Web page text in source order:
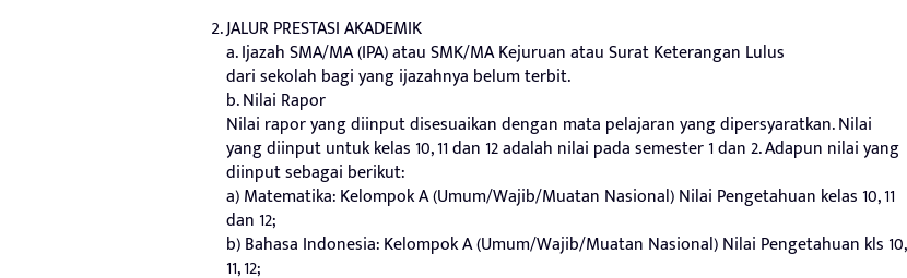
JALUR PRESTASI AKADEMIK
a. Ijazah SMA/MA (IPA) atau SMK/MA Kejuruan atau Surat Keterangan Lulus
dari sekolah bagi yang ijazahnya belum terbit.
b. Nilai Rapor
Nilai rapor yang diinput disesuaikan dengan mata pelajaran yang dipersyaratkan. Nilai
yang diinput untuk kelas 10, 11 dan 12 adalah nilai pada semester 1 dan 2. Adapun nilai yang
diinput sebagai berikut:
a) Matematika: Kelompok A (Umum/Wajib/Muatan Nasional) Nilai Pengetahuan kelas 10, 11
dan 12;
b) Bahasa Indonesia: Kelompok A (Umum/Wajib/Muatan Nasional) Nilai Pengetahuan kls 10,
11, 12;